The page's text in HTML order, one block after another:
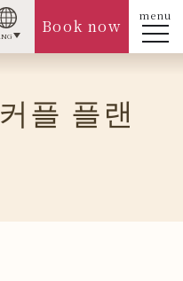
menu
Book now
플 플랜